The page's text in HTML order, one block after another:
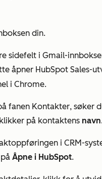
din.
sidefelt i Gmail-
åpner HubSpot Sales-
i Chrome.
fanen Kontakter, søker
på kontaktens navn
i CRM-
Åpne i HubSpot.